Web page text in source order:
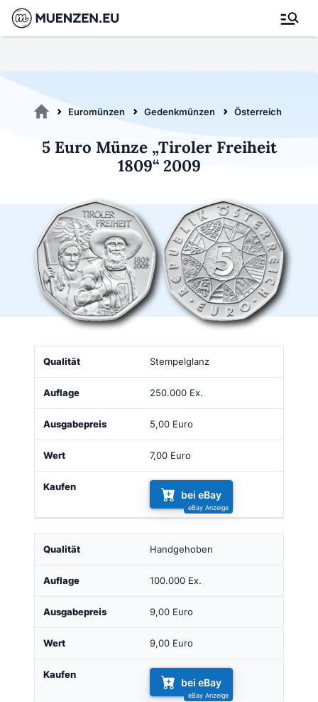
Euromünzen Gedenkmünzen Österreich 2009
5 Euro Münze „Tiroler Freiheit
1809“ 2009
Qualität Ausgabepreis
Stempelglanz
250.000 Ex.
5,00 Euro
7,00 Euro
bei eBay
Handgehoben
100.000 Ex.
9,00 Euro
9,00 Euro
bei eBay